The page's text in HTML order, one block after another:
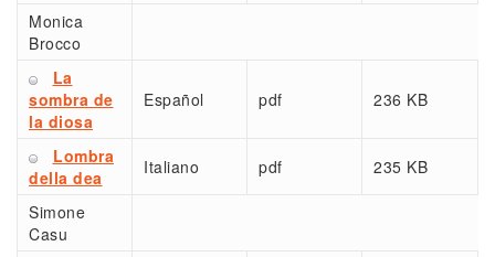
Monica
Brocco
La
sombra de
la diosa
Español pdf 236 KB
Lombra
della dea
Italiano pdf 235 KB
Simone
Casu